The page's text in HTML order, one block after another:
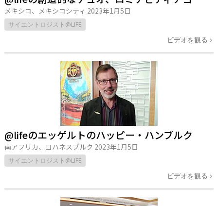
メキシコ、メキシコシティ 2023年1月5日
サイエントロジスト@LIFE
ビデオを観る
@lifeのエッゲルトのハッピー・ハンブルク
南アフリカ、ヨハネスブルク 2023年1月5日
サイエントロジスト@LIFE
ビデオを観る